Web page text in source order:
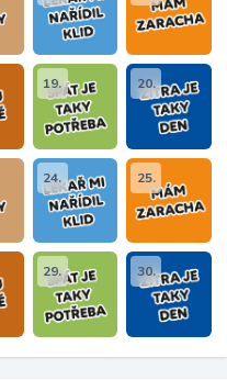
19. 20.
24. 25.
29. 30.